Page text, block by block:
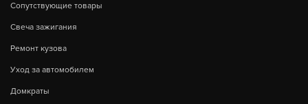
Сопутствующие товары
Свеча зажигания
Ремонт кузова
Уход за автомобилем
Домкраты